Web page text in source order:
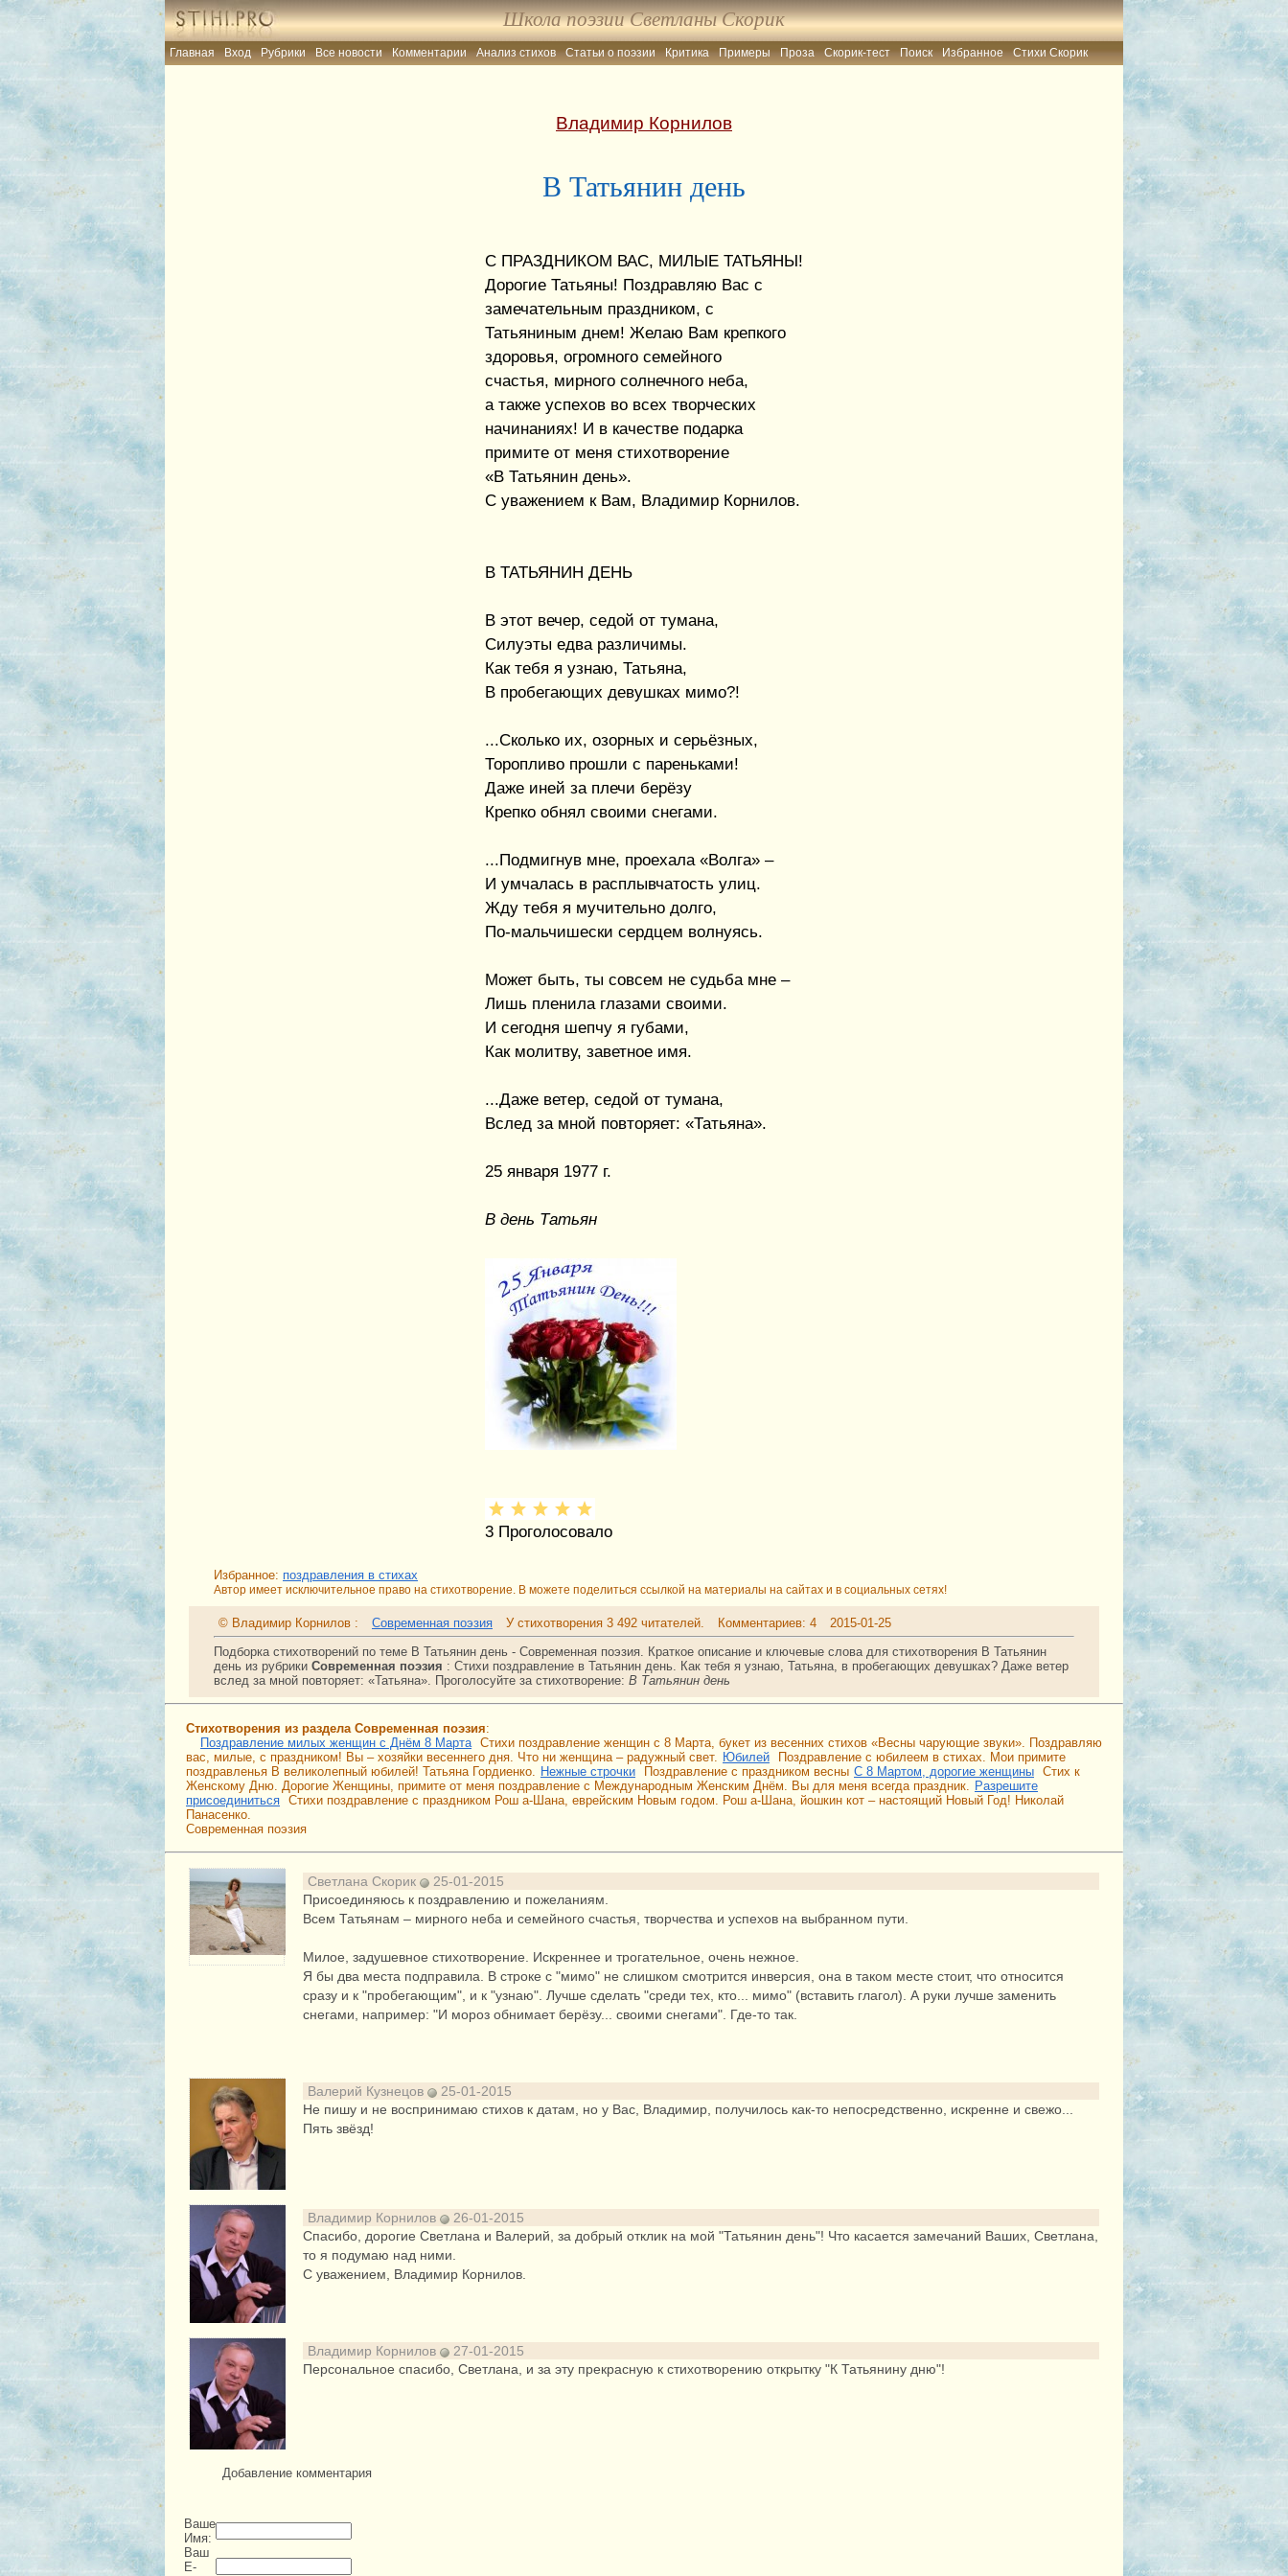
Школа поэзии Светланы Скорик
Главная Вход Рубрики Все новости Комментарии Анализ стихов Статьи о поэзии Критика Примеры Проза Скорик-тест Поиск Избранное Стихи Скорик
Владимир Корнилов
В Татьянин день
С ПРАЗДНИКОМ ВАС, МИЛЫЕ ТАТЬЯНЫ!
Дорогие Татьяны! Поздравляю Вас с
замечательным праздником, с
Татьяниным днем! Желаю Вам крепкого
здоровья, огромного семейного
счастья, мирного солнечного неба,
а также успехов во всех творческих
начинаниях! И в качестве подарка
примите от меня стихотворение
«В Татьянин день».
С уважением к Вам, Владимир Корнилов.
В ТАТЬЯНИН ДЕНЬ
В этот вечер, седой от тумана,
Силуэты едва различимы.
Как тебя я узнаю, Татьяна,
В пробегающих девушках мимо?!
...Сколько их, озорных и серьёзных,
Торопливо прошли с пареньками!
Даже иней за плечи берёзу
Крепко обнял своими снегами.
...Подмигнув мне, проехала «Волга» –
И умчалась в расплывчатость улиц.
Жду тебя я мучительно долго,
По-мальчишески сердцем волнуясь.
Может быть, ты совсем не судьба мне –
Лишь пленила глазами своими.
И сегодня шепчу я губами,
Как молитву, заветное имя.
...Даже ветер, седой от тумана,
Вслед за мной повторяет: «Татьяна».
25 января 1977 г.
В день Татьян
3 Проголосовало
Избранное: поздравления в стихах
Автор имеет исключительное право на стихотворение. В можете поделиться ссылкой на материалы на сайтах и в социальных сетях!
© Владимир Корнилов : Современная поэзия У стихотворения 3 492 читателей. Комментариев: 4
2015-01-25
Подборка стихотворений по теме В Татьянин день - Современная поэзия. Краткое описание и ключевые слова для стихотворения В Татьянин
день из рубрики Современная поэзия : Стихи поздравление в Татьянин день. Как тебя я узнаю, Татьяна, в пробегающих девушках? Даже ветер
вслед за мной повторяет: «Татьяна».
Проголосуйте за стихотворение: В Татьянин день
Стихотворения из раздела Современная поэзия:
Поздравление милых женщин с Днём 8 Марта Стихи поздравление женщин с 8 Марта, букет из весенних стихов «Весны чарующие звуки». Поздравляю
вас, милые, с праздником! Вы – хозяйки весеннего дня. Что ни женщина – радужный свет.
Юбилей
Поздравление с юбилеем в стихах. Мои примите
поздравленья В великолепный юбилей! Татьяна Гордиенко.
Нежные строчки Поздравление с праздником весны С 8 Мартом, дорогие женщины Стих к
Женскому Дню. Дорогие Женщины, примите от меня поздравление с Международным Женским Днём. Вы для меня всегда праздник.
Разрешите
присоединиться Стихи поздравление с праздником Рош а-Шана, еврейским Новым годом. Рош а-Шана, йошкин кот – настоящий Новый Год! Николай
Панасенко.
Современная поэзия
Светлана Скорик
25-01-2015
Присоединяюсь к поздравлению и пожеланиям.
Всем Татьянам – мирного неба и семейного счастья, творчества и успехов на выбранном пути.
Милое, задушевное стихотворение. Искреннее и трогательное, очень нежное.
Я бы два места подправила. В строке с "мимо" не слишком смотрится инверсия, она в таком месте стоит, что относится
сразу и к "пробегающим", и к "узнаю". Лучше сделать "среди тех, кто... мимо" (вставить глагол). А руки лучше заменить
снегами, например: "И мороз обнимает берёзу... своими снегами". Где-то так.
Валерий Кузнецов
25-01-2015
Не пишу и не воспринимаю стихов к датам, но у Вас, Владимир, получилось как-то непосредственно, искренне и свежо...
Пять звёзд!
Владимир Корнилов
26-01-2015
Спасибо, дорогие Светлана и Валерий, за добрый отклик на мой "Татьянин день"! Что касается замечаний Ваших, Светлана,
то я подумаю над ними.
С уважением, Владимир Корнилов.
Владимир Корнилов
27-01-2015
Персональное спасибо, Светлана, и за эту прекрасную к стихотворению открытку "К Татьянину дню"!
Добавление комментария
Ваше
Имя:
Ваш
E-